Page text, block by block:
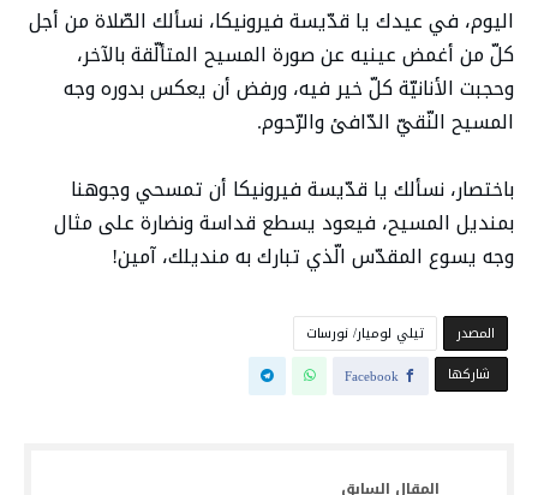
اليوم، في عيدك يا قدّيسة فيرونيكا، نسألك الصّلاة من أجل
كلّ من أغمض عينيه عن صورة المسيح المتألّقة بالآخر،
وحجبت الأنانيّة كلّ خير فيه، ورفض أن يعكس بدوره وجه
المسيح النّقيّ الدّافئ والرّحوم.
باختصار، نسألك يا قدّيسة فيرونيكا أن تمسحي وجوهنا
بمنديل المسيح، فيعود يسطع قداسة ونضارة على مثال
وجه يسوع المقدّس الّذي تبارك به منديلك، آمين!
‫المصدر‬
تيلي لوميار/ نورسات
‫‫ شاركها‬
Facebook